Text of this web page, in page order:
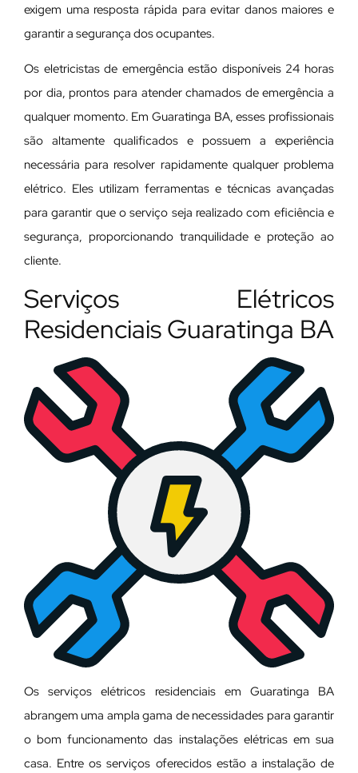
exigem uma resposta rápida para evitar danos maiores e
garantir a segurança dos ocupantes.
Os eletricistas de emergência estão disponíveis 24 horas
por dia, prontos para atender chamados de emergência a
qualquer momento. Em Guaratinga BA, esses profissionais
são altamente qualificados e possuem a experiência
necessária para resolver rapidamente qualquer problema
elétrico. Eles utilizam ferramentas e técnicas avançadas
para garantir que o serviço seja realizado com eficiência e
segurança, proporcionando tranquilidade e proteção ao
cliente.
Serviços Elétricos
Residenciais Guaratinga BA
Os serviços elétricos residenciais em Guaratinga BA
abrangem uma ampla gama de necessidades para garantir
o bom funcionamento das instalações elétricas em sua
casa. Entre os serviços oferecidos estão a instalação de